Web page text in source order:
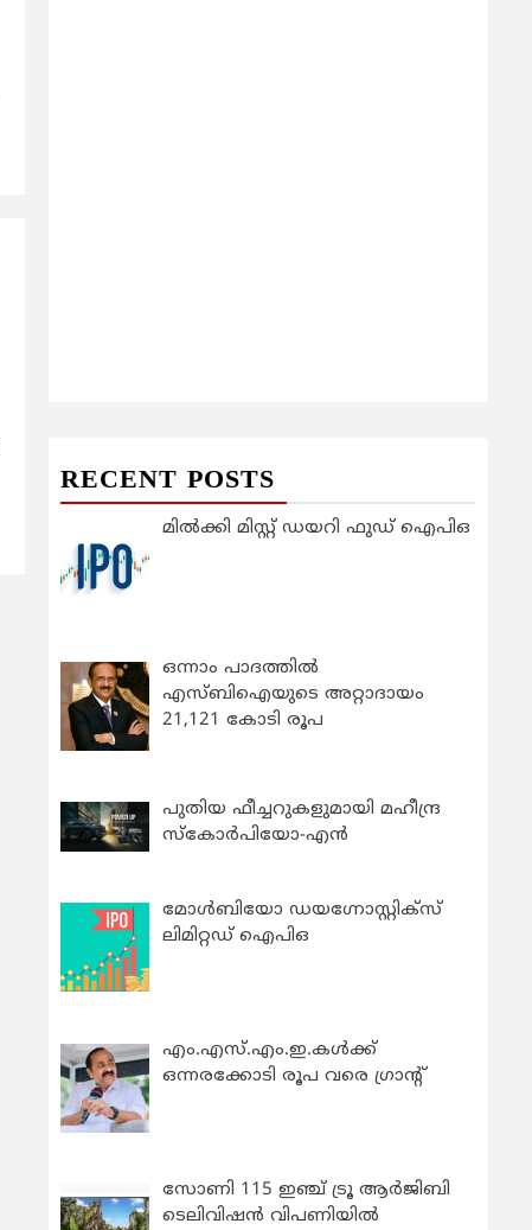
RECENT POSTS
മിൽക്കി മിസ്റ്റ് ഡയറി ഫുഡ് ഐപിഒ
ഒന്നാം പാദത്തിൽ
എസ്ബിഐയുടെ അറ്റാദായം
21,121 കോടി രൂപ
പുതിയ ഫീച്ചറുകളുമായി മഹീന്ദ്ര
സ്കോർപിയോ-എൻ
മോൾബിയോ ഡയഗ്നോസ്റ്റിക്സ്
ലിമിറ്റഡ് ഐപിഒ
എം.എസ്.എം.ഇ.കൾക്ക്
ഒന്നരക്കോടി രൂപ വരെ ഗ്രാന്റ്
സോണി 115 ഇഞ്ച് ട്രൂ ആർജിബി
ടെലിവിഷൻ വിപണിയിൽ